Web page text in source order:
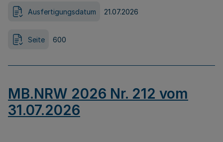
Ausfertigungsdatum 21.07.2026
Seite 600
MB.NRW 2026 Nr. 212 vom
31.07.2026